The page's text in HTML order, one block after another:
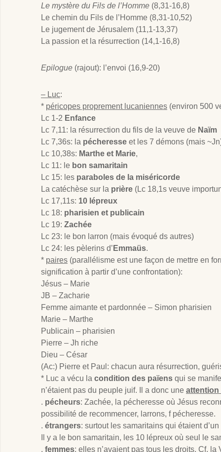
Le mystère du Fils de l’Homme (8,31-16,8)
Le chemin du Fils de l’Homme (8,31-10,52)
Le jugement de Jérusalem (11,1-13,37)
La passion et la résurrection (14,1-16,8)
Epilogue (rajout): l’envoi (16,9-20)
– Luc:
* péricopes proprement lucaniennes (environ 500
Lc 1-2 Enfance
Lc 7,11: la résurrection du fils de la veuve de Naïm
Lc 7,36s: la pécheresse et les 7 démons (mais
Lc 10,38s: Marthe et Marie,
Lc 11: le bon samaritain
Lc 15: les paraboles de la miséricorde
La catéchèse sur la prière (Lc 18,1s veuve
Lc 17,11s: 10 lépreux
Lc 18: pharisien et publicain
Lc 19: Zachée
Lc 23: le bon larron (mais évoqué ds autres)
Lc 24: les pèlerins d’ Emmaüs.
* paires (parallélisme est une façon de mettre en
signification à partir d’une confrontation):
Jésus – Marie
JB – Zacharie
Femme aimante et pardonnée – Simon pharisien
Marie – Marthe
Publicain – pharisien
Pierre – Jh riche
Dieu – César
(Ac:) Pierre et Paul: chacun aura résurrection,
* Luc a vécu la condition des païens qui se
n’étaient pas du peuple juif. Il a donc une attention
. pécheurs: Zachée, la pécheresse où Jésus
possibilité de recommencer, larrons, f pécheresse.
. étrangers: surtout les samaritains qui étaient
Il y a le bon samaritain, les 10 lépreux où seul le
. femmes: elles n’avaient pas tous les droits. Cf. la